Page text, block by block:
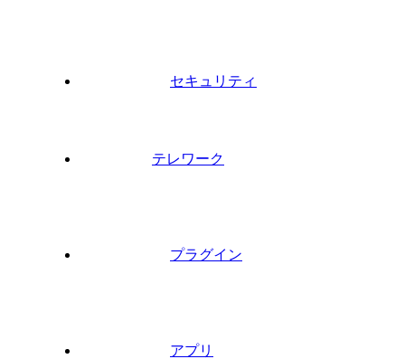
セキュリティ
テレワーク
プラグイン
アプリ